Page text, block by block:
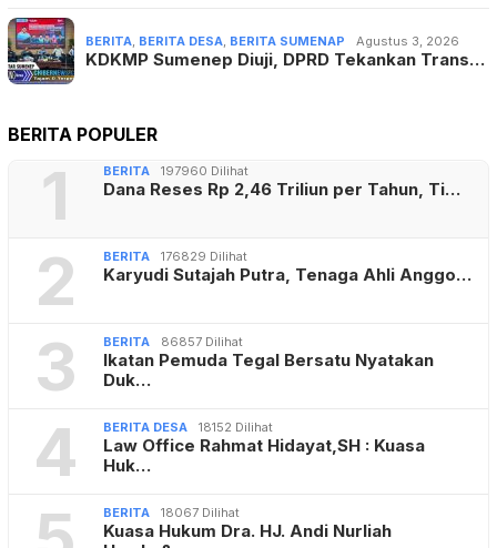
BERITA BERITA DESA BERITA SUMENAP Agustus 3, 2026
KDKMP Sumenep Diuji, DPRD Tekankan Trans…
BERITA POPULER
1 BERITA 197960 Dilihat
Dana Reses Rp 2,46 Triliun per Tahun, Ti…
2 BERITA 176829 Dilihat
Karyudi Sutajah Putra, Tenaga Ahli Anggo…
3 BERITA 86857 Dilihat
Ikatan Pemuda Tegal Bersatu Nyatakan
Duk…
4 BERITA DESA 18152 Dilihat
Law Office Rahmat Hidayat,SH : Kuasa
Huk…
BERITA 18067 Dilihat
Kuasa Hukum Dra. HJ. Andi Nurliah